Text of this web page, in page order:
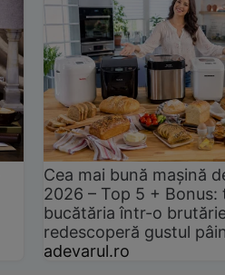
Cea mai bună mașină
2026 – Top 5 +
bucătăria într-o
redescoperă gustul
adevarul.ro